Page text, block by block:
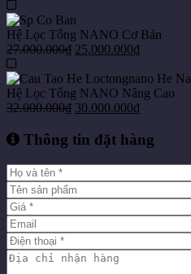
Hệ Lọc Tổng NANO Cơ Bản
27.000.000₫ 25.000.000₫
Hệ Lọc Tổng NANO Nâng Cao
32.000.000₫ 30.000.000₫
Thông tin đặt hàng